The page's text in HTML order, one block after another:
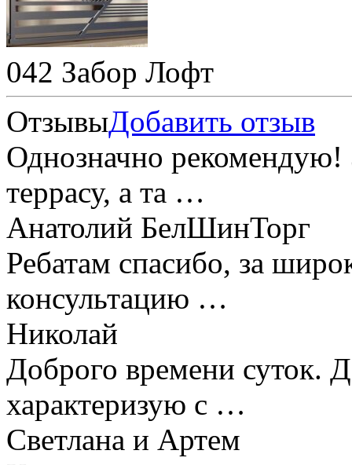
042 Забор Лофт
ОтзывыДобавить отзыв
Однозначно рекомендую!
террасу, а та …
Анатолий БелШинТорг
Ребатам спасибо, за
консультацию …
Николай
Доброго времени суток.
характеризую с …
Светлана и Артем